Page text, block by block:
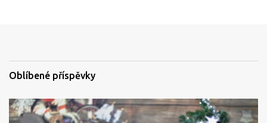
a
Oblíbené příspěvky